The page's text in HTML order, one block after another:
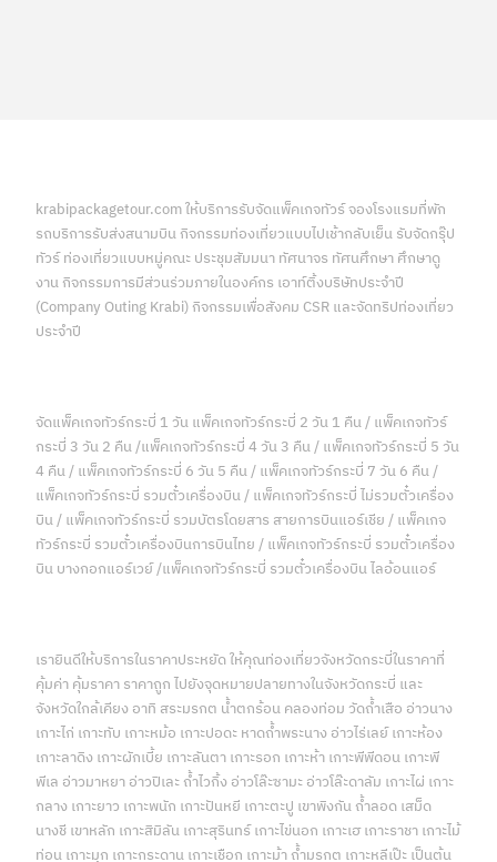
krabipackagetour.com ให้บริการรับจัดแพ็คเกจทัวร์ จองโรงแรมที่พัก
รถบริการรับส่งสนามบิน กิจกรรมท่องเที่ยวแบบไปเช้ากลับเย็น รับจัดกรุ๊ป
ทัวร์ ท่องเที่ยวแบบหมู่คณะ ประชุมสัมมนา ทัศนาจร ทัศนศึกษา ศึกษาดู
งาน กิจกรรมการมีส่วนร่วมภายในองค์กร เอาท์ติ้งบริษัทประจำปี
(Company Outing Krabi) กิจกรรมเพื่อสังคม CSR และจัดทริปท่องเที่ยว
ประจำปี
จัดแพ็คเกจทัวร์กระบี่ 1 วัน แพ็คเกจทัวร์กระบี่ 2 วัน 1 คืน / แพ็คเกจทัวร์
กระบี่ 3 วัน 2 คืน /แพ็คเกจทัวร์กระบี่ 4 วัน 3 คืน / แพ็คเกจทัวร์กระบี่ 5 วัน
4 คืน / แพ็คเกจทัวร์กระบี่ 6 วัน 5 คืน / แพ็คเกจทัวร์กระบี่ 7 วัน 6 คืน /
แพ็คเกจทัวร์กระบี่ รวมตั๋วเครื่องบิน / แพ็คเกจทัวร์กระบี่ ไม่รวมตั๋วเครื่อง
บิน / แพ็คเกจทัวร์กระบี่ รวมบัตรโดยสาร สายการบินแอร์เชีย / แพ็คเกจ
ทัวร์กระบี่ รวมตั๋วเครื่องบินการบินไทย / แพ็คเกจทัวร์กระบี่ รวมตั๋วเครื่อง
บิน บางกอกแอร์เวย์ /แพ็คเกจทัวร์กระบี่ รวมตั๋วเครื่องบิน ไลอ้อนแอร์
เรายินดีให้บริการในราคาประหยัด ให้คุณท่องเที่ยวจังหวัดกระบี่ในราคาที่
คุ้มค่า คุ้มราคา ราคาถูก ไปยังจุดหมายปลายทางในจังหวัดกระบี่ และ
จังหวัดใกล้เคียง อาทิ สระมรกต น้ำตกร้อน คลองท่อม วัดถ้ำเสือ อ่าวนาง
เกาะไก่ เกาะทับ เกาะหม้อ เกาะปอดะ หาดถ้ำพระนาง อ่าวไร่เลย์ เกาะห้อง
เกาะลาดิง เกาะผักเบี้ย เกาะลันตา เกาะรอก เกาะห้า เกาะพีพีดอน เกาะพี
พีเล อ่าวมาหยา อ่าวปิเละ ถ้ำไวกิ้ง อ่าวโล๊ะซามะ อ่าวโล๊ะดาลัม เกาะไผ่ เกาะ
กลาง เกาะยาว เกาะพนัก เกาะปันหยี เกาะตะปู เขาพิงกัน ถ้ำลอด เสม็ด
นางชี เขาหลัก เกาะสิมิลัน เกาะสุรินทร์ เกาะไข่นอก เกาะเฮ เกาะราชา เกาะไม้
ท่อน เกาะมุก เกาะกระดาน เกาะเชือก เกาะม้า ถ้ำมรกต เกาะหลีเป๊ะ เป็นต้น